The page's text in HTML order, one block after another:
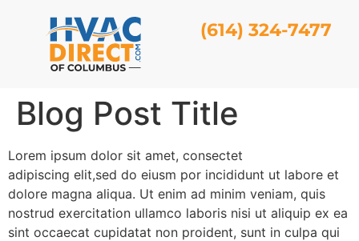
(614) 324-7477
Blog Post Title
Lorem ipsum dolor sit amet, consectet
adipiscing elit,sed do eiusm por incididunt ut labore et
dolore magna aliqua. Ut enim ad minim veniam, quis
nostrud exercitation ullamco laboris nisi ut aliquip ex ea
sint occaecat cupidatat non proident, sunt in culpa qui